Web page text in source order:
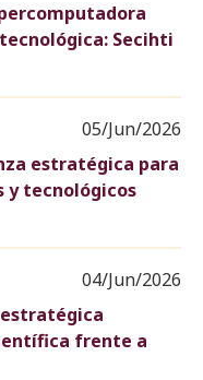
Secihti
05/Jun/2026
estratégica para
y tecnológicos
04/Jun/2026
frente a